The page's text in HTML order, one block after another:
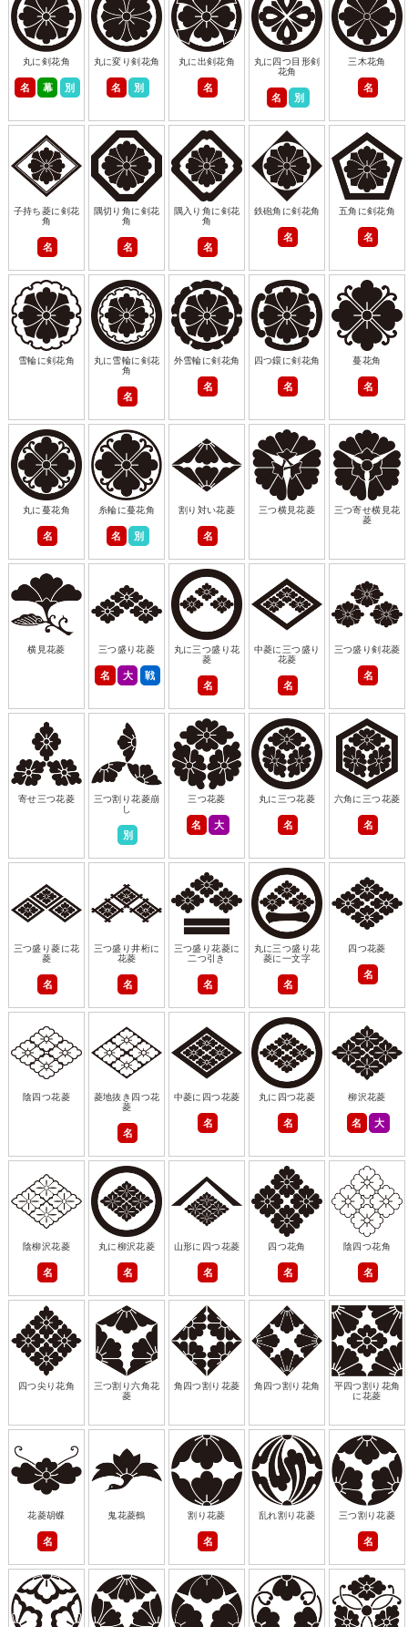
丸に剣花角
名 幕 別
丸に変り剣花角
名 別
丸に出剣花角
名
丸に四つ目形剣
花角
名 別
三木花角
名
子持ち菱に剣花
角
名
隅切り角に剣花
角
名
隅入り角に剣花
角
名
鉄砲角に剣花角
名
五角に剣花角
名
雪輪に剣花角
丸に雪輪に剣花
角
名
外雪輪に剣花角
名
四つ鐶に剣花角
名
蔓花角
名
丸に蔓花角
名
糸輪に蔓花角
名 別
割り対い花菱
名
三つ横見花菱
三つ寄せ横見花
菱
横見花菱 三つ盛り花菱
名 大 戦
丸に三つ盛り花
菱
名
中菱に三つ盛り
花菱
名
三つ盛り剣花菱
名
寄せ三つ花菱
三つ割り花菱崩
し
別
三つ花菱
名 大
丸に三つ花菱
名
六角に三つ花菱
名
三つ盛り菱に花
菱
名
三つ盛り井桁に
花菱
名
三つ盛り花菱に
二つ引き
名
丸に三つ盛り花
菱に一文字
名
四つ花菱
名
陰四つ花菱
菱地抜き四つ花
菱
名
中菱に四つ花菱
名
丸に四つ花菱
名
柳沢花菱
名 大
陰柳沢花菱
名
丸に柳沢花菱
名
山形に四つ花菱
名
四つ花角
名
陰四つ花角
名
四つ尖り花角
三つ割り六角花
菱
角四つ割り花菱 角四つ割り花角
平四つ割り花角
に花菱
花菱胡蝶
名
鬼花菱鶴 割り花菱
名
乱れ割り花菱 三つ割り花菱
名